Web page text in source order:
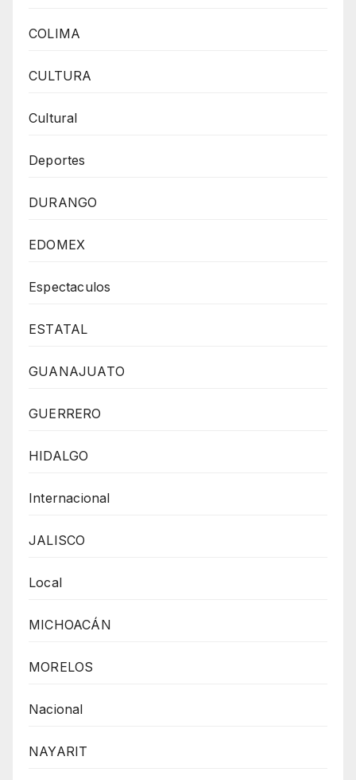
COLIMA
CULTURA
Cultural
Deportes
DURANGO
EDOMEX
Espectaculos
ESTATAL
GUANAJUATO
GUERRERO
HIDALGO
Internacional
JALISCO
Local
MICHOACÁN
MORELOS
Nacional
NAYARIT